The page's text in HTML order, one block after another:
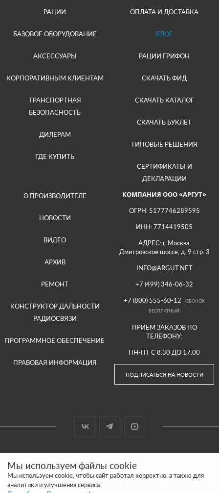
РАЦИИ
БАЗОВОЕ ОБОРУДОВАНИЕ
АКСЕССУАРЫ
КОРПОРАТИВНЫМ КЛИЕНТАМ
ТРАНСПОРТНАЯ
БЕЗОПАСНОСТЬ
ДИЛЕРАМ
ГДЕ КУПИТЬ
ОПЛАТА И ДОСТАВКА
БЛОГ
РАЦИИ ГРИФОН
СКАЧАТЬ ФИД
СКАЧАТЬ КАТАЛОГ
СКАЧАТЬ БУКЛЕТ
ТИПОВЫЕ РЕШЕНИЯ
СЕРТИФИКАТЫ И
ДЕКЛАРАЦИИ
О ПРОИЗВОДИТЕЛЕ
НОВОСТИ
ВИДЕО
АРХИВ
РЕМОНТ
КОНСТРУКТОР ДАЛЬНОСТИ
РАДИОСВЯЗИ
ПРОГРАММНОЕ ОБЕСПЕЧЕНИЕ
ПРАВОВАЯ ИНФОРМАЦИЯ
КОМПАНИЯ ООО «АРГУТ»
ОГРН: 5177746289595
ИНН: 7714419505
АДРЕС: г. Москва,
Дмитровское шоссе, д. 9 стр. 3
INFO@ARGUT.NET
+7 (499) 346-06-32
+7 (800) 555-60-12
(ЗВОНОК
БЕСПЛАТНЫЙ)
ПРИЕМ ЗАКАЗОВ ПО
ТЕЛЕФОНУ:
ПН-ПТ С 8.30 ДО 17.00
ПОДПИСАТЬСЯ НА НОВОСТИ
САЙТ СДЕЛАН И ПРОДВИГАЕТСЯ В SITE UP
Мы используем файлы cookie
Мы используем cookie, чтобы сайт работал корректно, а также для
аналитики и улучшения сервиса.